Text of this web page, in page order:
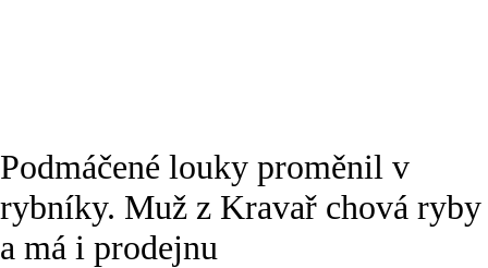
Podmáčené louky proměnil v
rybníky. Muž z Kravař chová ryby
a má i prodejnu